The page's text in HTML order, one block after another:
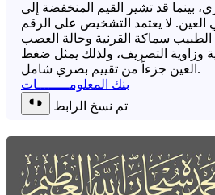
بينما قد تشير القيم المنخفضة إلى
لا يعتمد التشخيص على الرقم
سماكة القرنية وحالة العصب
وزاوية التصريف، ولذلك يمثل ضغط
العين جزءاً من تقييم بصري شامل.
بنك المعلومــــــــات
تم نسخ الرابط